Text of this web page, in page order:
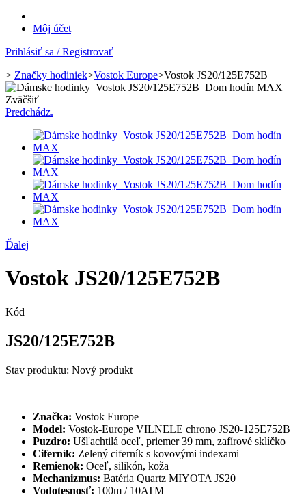
Môj účet
Prihlásiť sa / Registrovať
> Značky hodiniek>Vostok Europe>Vostok JS20/125E752B
Zväčšiť
Predchádz.
Ďalej
Vostok JS20/125E752B
Kód
JS20/125E752B
Stav produktu: Nový produkt
Značka: Vostok Europe
Model: Vostok-Europe VILNELE chrono JS20-125E752B
Puzdro: Ušľachtilá oceľ, priemer 39 mm, zafírové sklíčko
Ciferník: Zelený ciferník s kovovými indexami
Remienok: Oceľ, silikón, koža
Mechanizmus: Batéria Quartz MIYOTA JS20
Vodotesnosť: 100m / 10ATM